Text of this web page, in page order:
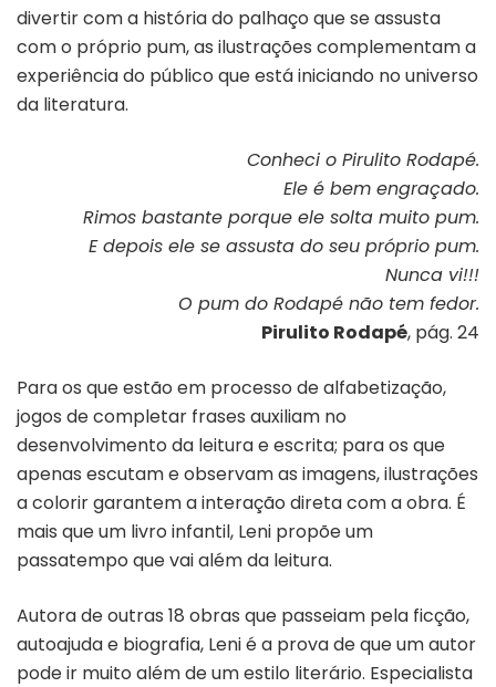
divertir com a história do palhaço que se assusta
com o próprio pum, as ilustrações complementam a
experiência do público que está iniciando no universo
da literatura.
Conheci o Pirulito Rodapé.
Ele é bem engraçado.
Rimos bastante porque ele solta muito pum.
E depois ele se assusta do seu próprio pum.
Nunca vi!!!
O pum do Rodapé não tem fedor.
Pirulito Rodapé, pág. 24
Para os que estão em processo de alfabetização,
jogos de completar frases auxiliam no
desenvolvimento da leitura e escrita; para os que
apenas escutam e observam as imagens, ilustrações
a colorir garantem a interação direta com a obra. É
mais que um livro infantil, Leni propõe um
passatempo que vai além da leitura.
Autora de outras 18 obras que passeiam pela ficção,
autoajuda e biografia, Leni é a prova de que um autor
pode ir muito além de um estilo literário. Especialista